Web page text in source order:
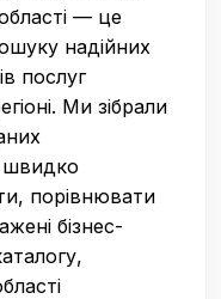
— це
надійних
послуг
Ми зібрали
швидко
порівнювати
бізнес-